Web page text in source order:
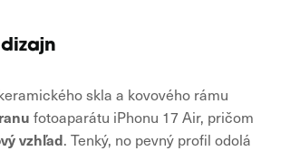
skla a kovového rámu
fotoaparátu iPhonu 17 Air, pričom
vzhľad. Tenký, no pevný profil odolá